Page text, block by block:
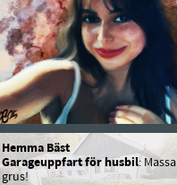
Hemma Bäst
Garageuppfart för husbil: Massa
grus!